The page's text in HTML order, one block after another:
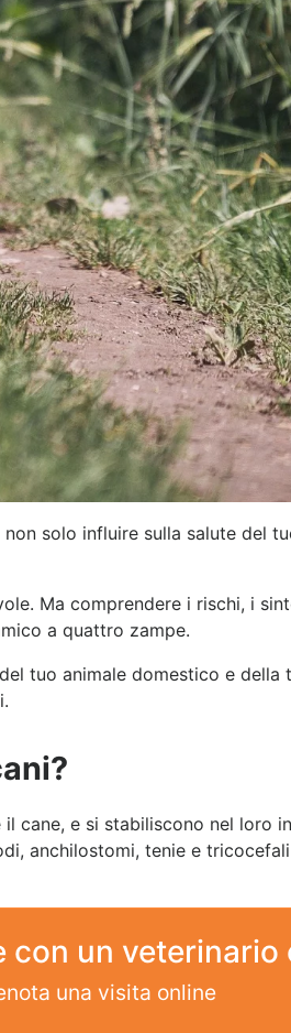
solo influire sulla salute del
Ma comprendere i rischi, i
a quattro zampe.
tuo animale domestico e
cane, e si stabiliscono nel loro
anchilostomi, tenie e
con un veterinario
una visita online